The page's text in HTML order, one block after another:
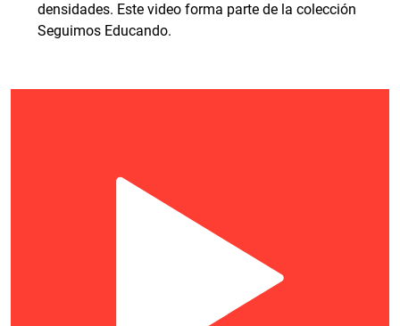
densidades. Este video forma parte de la colección
Seguimos Educando.